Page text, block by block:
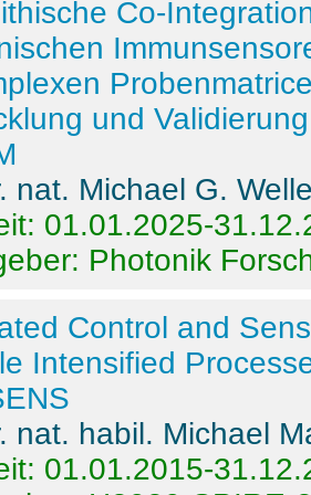
Co-
und
nat. Michael G.
01.01.2025-
Photonik
Control and
Intensified
nat. habil. Michael
01.01.2015-